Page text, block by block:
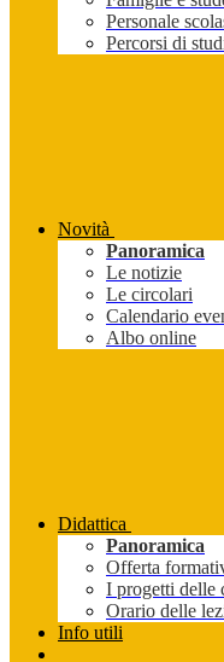
Personale
Percorsi di
Novità
Panoramica
Le notizie
Le circolari
Calendario
Albo online
Didattica
Panoramica
Offerta
I progetti delle
Orario delle
Info utili